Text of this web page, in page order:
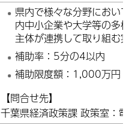
県内で様々な分野におい
内中小企業や大学等の多様
主体が連携して取り組む実
補助率：5分の4以内
補助限度額：1,000万円
【問合せ先】
千葉県経済政策課 政策室：